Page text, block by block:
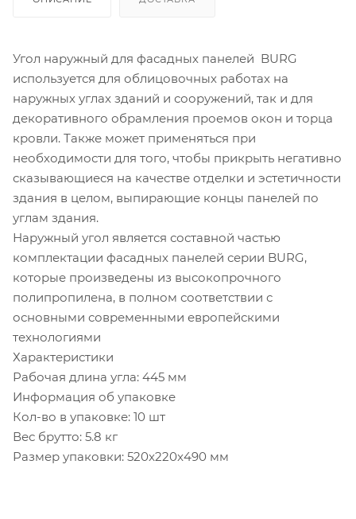
Угол наружный для фасадных панелей BURG
используется для облицовочных работах на
наружных углах зданий и сооружений, так и для
декоративного обрамления проемов окон и торца
кровли. Также может применяться при
необходимости для того, чтобы прикрыть негативно
сказывающиеся на качестве отделки и эстетичности
здания в целом, выпирающие концы панелей по
углам здания.
Наружный угол является составной частью
комплектации фасадных панелей серии BURG,
которые произведены из высокопрочного
полипропилена, в полном соответствии с
основными современными европейскими
технологиями
Характеристики
Рабочая длина угла: 445 мм
Информация об упаковке
Кол-во в упаковке: 10 шт
Вес брутто: 5.8 кг
Размер упаковки: 520x220x490 мм